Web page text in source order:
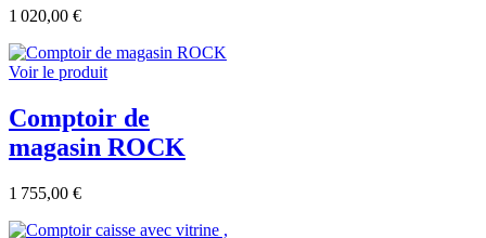
1 020,00 €
Voir le produit
Comptoir de
magasin ROCK
1 755,00 €